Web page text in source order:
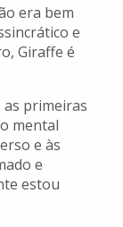
era bem
e
Giraffe é
as primeiras
mental
e às
e
estou